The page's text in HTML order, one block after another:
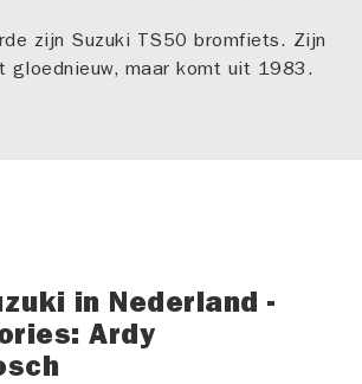
zijn Suzuki TS50 bromfiets. Zijn
gloednieuw, maar komt uit 1983.
in Nederland -
Ardy